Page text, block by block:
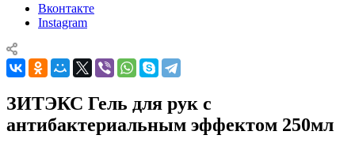
Вконтакте
Instagram
ЗИТЭКС Гель для рук с
антибактериальным эффектом 250мл